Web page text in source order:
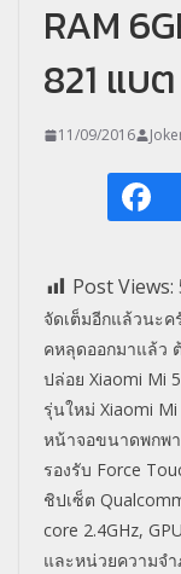
RAM
821 แบ
11/09/2016
Post Views:
จัดเต็มอีกแล้วนะ
คหลุดออกมาแล้ว
ปล่อย Xiaomi Mi
รุ่นใหม่ Xiaomi
หน้าจอขนาดพกพ
รองรับ Force
ชิปเซ็ต
core 2.4GHz,
และหน่วยความจำ